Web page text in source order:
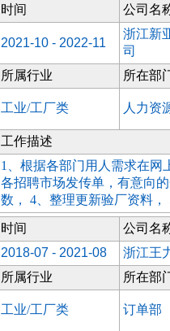
时间 公司名
2021-10 - 2022-11
浙江新
司
所属行业
所在部
工业/工厂类 人力资
工作描述
1、根据各部门用人需求在网
各招聘市场发传单，有意向
数， 4、整理更新验厂资料
时间
公司名
2018-07 - 2021-08
浙江王
所属行业
所在部
工业/工厂类 订单部